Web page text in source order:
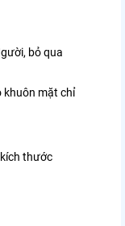
bỏ qua
khuôn mặt chỉ
thước